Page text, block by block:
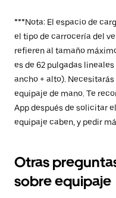
***Nota: El espacio de
el tipo de carrocería del
refieren al tamaño
es de 62 pulgadas
ancho + alto).
equipaje de mano. Te
App después de solicitar
equipaje caben, y pedir
Otras
sobre equipaje